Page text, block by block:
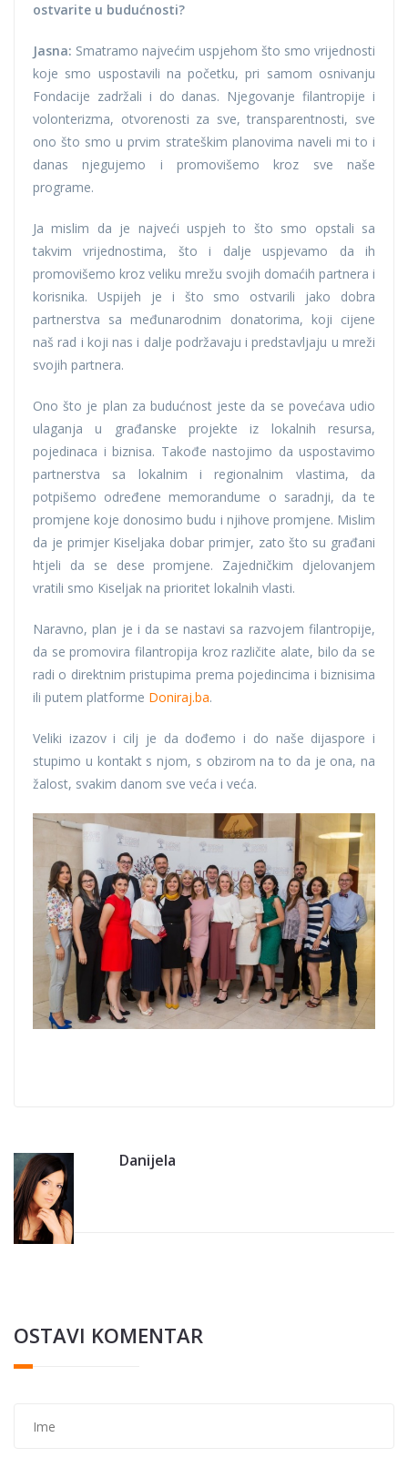
ostvarite u budućnosti?
Jasna: Smatramo najvećim uspjehom što smo vrijednosti
koje smo uspostavili na početku, pri samom osnivanju
Fondacije zadržali i do danas. Njegovanje filantropije i
volonterizma, otvorenosti za sve, transparentnosti, sve
ono što smo u prvim strateškim planovima naveli mi to i
danas njegujemo i promovišemo kroz sve naše
programe.
Ja mislim da je najveći uspjeh to što smo opstali sa
takvim vrijednostima, što i dalje uspjevamo da ih
promovišemo kroz veliku mrežu svojih domaćih partnera i
korisnika. Uspijeh je i što smo ostvarili jako dobra
partnerstva sa međunarodnim donatorima, koji cijene
naš rad i koji nas i dalje podržavaju i predstavljaju u mreži
svojih partnera.
Ono što je plan za budućnost jeste da se povećava udio
ulaganja u građanske projekte iz lokalnih resursa,
pojedinaca i biznisa. Takođe nastojimo da uspostavimo
partnerstva sa lokalnim i regionalnim vlastima, da
potpišemo određene memorandume o saradnji, da te
promjene koje donosimo budu i njihove promjene. Mislim
da je primjer Kiseljaka dobar primjer, zato što su građani
htjeli da se dese promjene. Zajedničkim djelovanjem
vratili smo Kiseljak na prioritet lokalnih vlasti.
Naravno, plan je i da se nastavi sa razvojem filantropije,
da se promovira filantropija kroz različite alate, bilo da se
radi o direktnim pristupima prema pojedincima i biznisima
ili putem platforme Doniraj.ba.
Veliki izazov i cilj je da dođemo i do naše dijaspore i
stupimo u kontakt s njom, s obzirom na to da je ona, na
žalost, svakim danom sve veća i veća.
Danijela
OSTAVI KOMENTAR